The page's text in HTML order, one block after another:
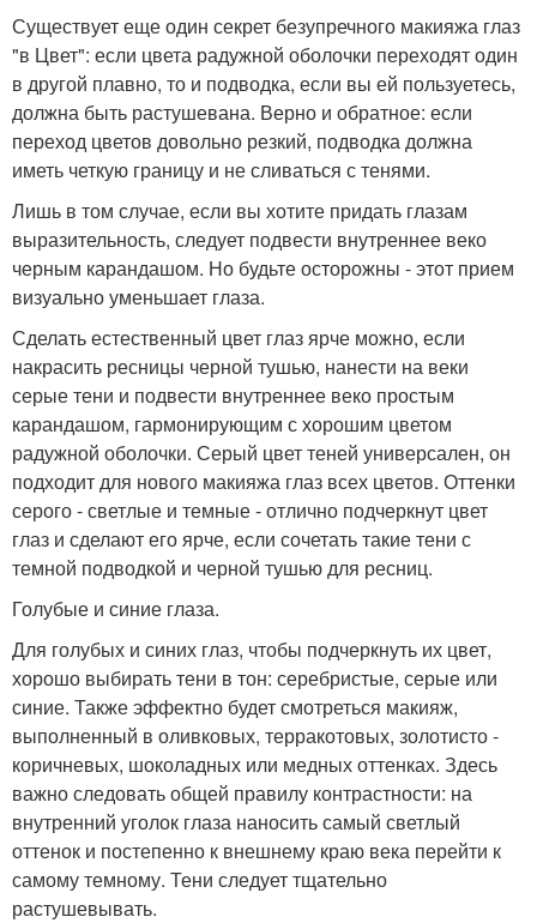
Существует еще один секрет безупречного макияжа глаз
"в Цвет": если цвета радужной оболочки переходят один
в другой плавно, то и подводка, если вы ей пользуетесь,
должна быть растушевана. Верно и обратное: если
переход цветов довольно резкий, подводка должна
иметь четкую границу и не сливаться с тенями.
Лишь в том случае, если вы хотите придать глазам
выразительность, следует подвести внутреннее веко
черным карандашом. Но будьте осторожны - этот прием
визуально уменьшает глаза.
Сделать естественный цвет глаз ярче можно, если
накрасить ресницы черной тушью, нанести на веки
серые тени и подвести внутреннее веко простым
карандашом, гармонирующим с хорошим цветом
радужной оболочки. Серый цвет теней универсален, он
подходит для нового макияжа глаз всех цветов. Оттенки
серого - светлые и темные - отлично подчеркнут цвет
глаз и сделают его ярче, если сочетать такие тени с
темной подводкой и черной тушью для ресниц.
Голубые и синие глаза.
Для голубых и синих глаз, чтобы подчеркнуть их цвет,
хорошо выбирать тени в тон: серебристые, серые или
синие. Также эффектно будет смотреться макияж,
выполненный в оливковых, терракотовых, золотисто -
коричневых, шоколадных или медных оттенках. Здесь
важно следовать общей правилу контрастности: на
внутренний уголок глаза наносить самый светлый
оттенок и постепенно к внешнему краю века перейти к
самому темному. Тени следует тщательно
растушевывать.